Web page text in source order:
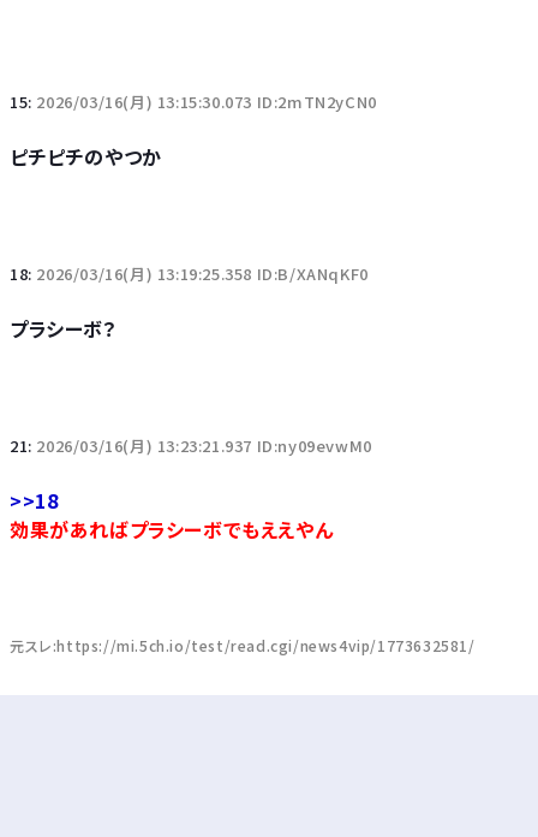
15: 2026/03/16(月) 13:15:30.073 ID:2mTN2yCN0
ピチピチのやつか
18: 2026/03/16(月) 13:19:25.358 ID:B/XANqKF0
プラシーボ？
21: 2026/03/16(月) 13:23:21.937 ID:ny09evwM0
>>18
効果があればプラシーボでもええやん
元スレ:https://mi.5ch.io/test/read.cgi/news4vip/1773632581/